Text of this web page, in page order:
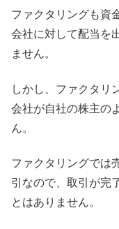
ファクタリングも資
会社に対して配当を
ません。
しかし、ファクタリ
会社が自社の株主の
ん。
ファクタリングでは
引なので、取引が完
とはありません。